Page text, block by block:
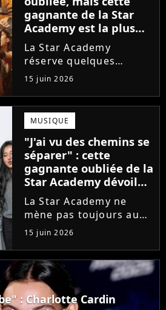
gagnante de la Star
Academy est la plus
écoutée de l'histoire
de l'émission !
La Star Academy
réserve quelques
surprises. Cette
gagnante totalement
oubliée de l'émission
est aujourd'hui plus
écoutée en streaming
que Jenifer et Nolwenn
Leroy !
15 juin 2026
MUSIQUE
"J'ai vu des chemins se
séparer" : cette
gagnante oubliée de la
Star Academy dévoile
l'envers du décor du
métier
La Star Academy ne
mène pas toujours au
succès. Après l'échec de
son premier album,
Anisha Jo, gagnante de
la Star Academy 2022, a
vu beaucoup de portes
se fermer. Sur
15 juin 2026
: Charlotte Cardin